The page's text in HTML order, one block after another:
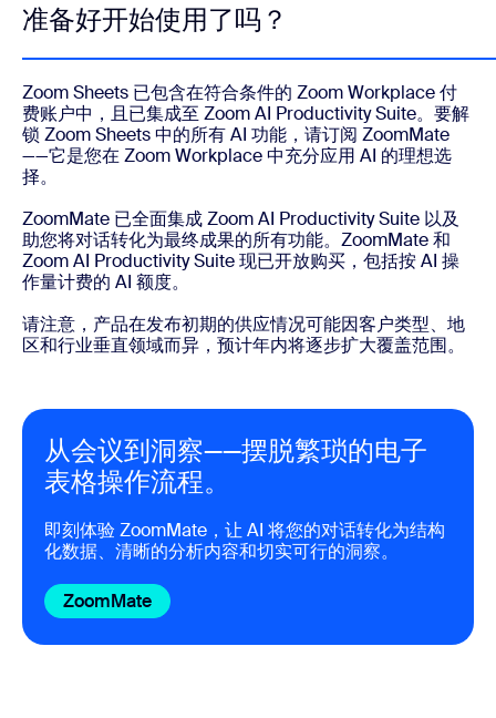
准备好开始使用了吗？
Zoom Sheets 已包含在符合条件的 Zoom Workplace 付
费账户中，且已集成至 Zoom AI Productivity Suite。要解
锁 Zoom Sheets 中的所有 AI 功能，请订阅 ZoomMate
——它是您在 Zoom Workplace 中充分应用 AI 的理想选
择。
ZoomMate 已全面集成 Zoom AI Productivity Suite 以及
助您将对话转化为最终成果的所有功能。ZoomMate 和
Zoom AI Productivity Suite 现已开放购买，包括按 AI 操
作量计费的 AI 额度。
请注意，产品在发布初期的供应情况可能因客户类型、地
区和行业垂直领域而异，预计年内将逐步扩大覆盖范围。
从会议到洞察——摆脱繁琐的电子
表格操作流程。
即刻体验 ZoomMate，让 AI 将您的对话转化为结构
化数据、清晰的分析内容和切实可行的洞察。
ZoomMate